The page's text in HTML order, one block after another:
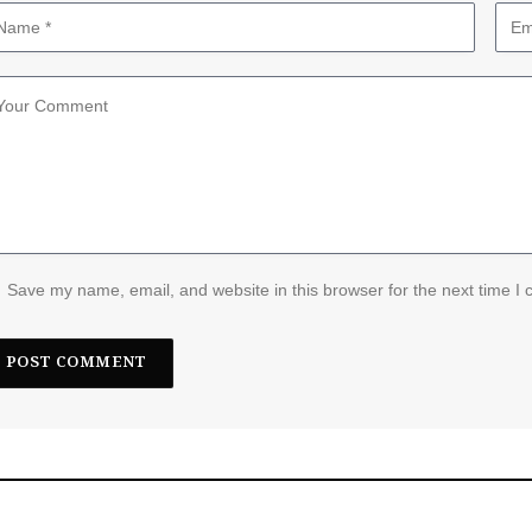
Save my name, email, and website in this browser for the next time I